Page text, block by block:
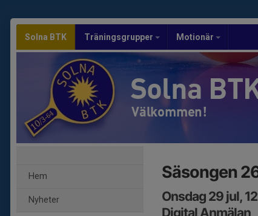
Solna BTK Träningsgrupper Motionär
Solna
Välkommen!
Hem
Nyheter
Säsongen
Onsdag 29 jul,
Digital Anmälan